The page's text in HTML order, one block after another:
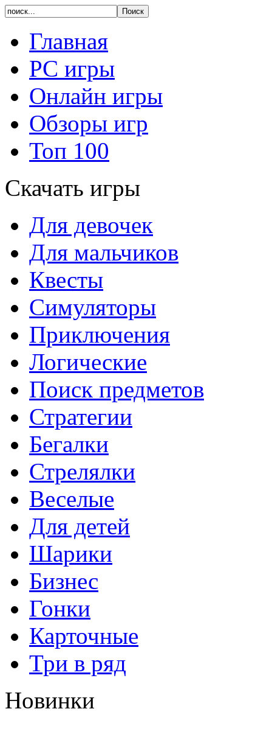
Главная
PC игры
Онлайн игры
Обзоры игр
Топ 100
Скачать игры
Для девочек
Для мальчиков
Квесты
Симуляторы
Приключения
Логические
Поиск предметов
Стратегии
Бегалки
Стрелялки
Веселые
Для детей
Шарики
Бизнес
Гонки
Карточные
Три в ряд
Новинки